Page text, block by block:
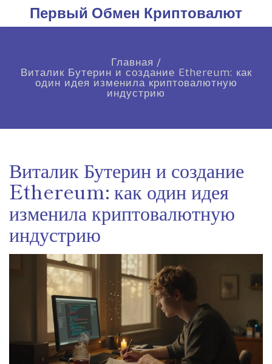
Первый Обмен Криптовалют
Главная /
Виталик Бутерин и создание Ethereum: как
один идея изменила криптовалютную
индустрию
Виталик Бутерин и создание
Ethereum: как один идея
изменила криптовалютную
индустрию